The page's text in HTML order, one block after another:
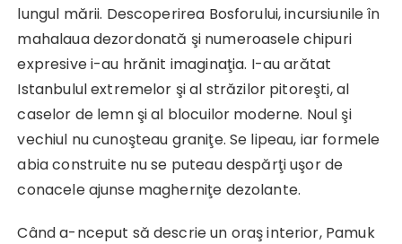
lungul mării. Descoperirea Bosforului, incursiunile în
mahalaua dezordonată şi numeroasele chipuri
expresive i-au hrănit imaginaţia. I-au arătat
Istanbulul extremelor şi al străzilor pitoreşti, al
caselor de lemn şi al blocuilor moderne. Noul şi
vechiul nu cunoşteau graniţe. Se lipeau, iar formele
abia construite nu se puteau despărţi uşor de
conacele ajunse magherniţe dezolante.
Când a-nceput să descrie un oraş interior, Pamuk